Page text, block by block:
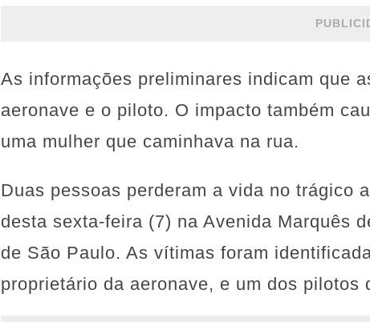
As informações preliminares indicam que
aeronave e o piloto. O impacto também
uma mulher que caminhava na rua.
Duas pessoas perderam a vida no trágico
desta sexta-feira (7) na Avenida Marquês
de São Paulo. As vítimas foram
proprietário da aeronave, e um dos pilotos